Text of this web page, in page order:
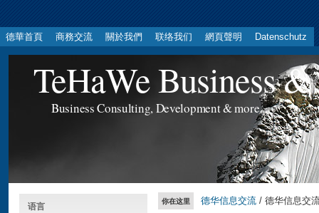
德華首頁 商務交流 關於我們 联络我们 網頁聲明 Datenschutz
TeHaWe Business
Business Consulting, Development & more...
语言 你在这里 德华信息交流 / 德华信息交